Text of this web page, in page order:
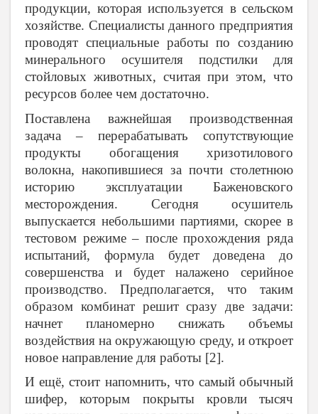
продукции, которая используется в сельском
хозяйстве. Специалисты данного предприятия
проводят специальные работы по созданию
минерального осушителя подстилки для
стойловых животных, считая при этом, что
ресурсов более чем достаточно.
Поставлена важнейшая производственная
задача – перерабатывать сопутствующие
продукты обогащения хризотилового
волокна, накопившиеся за почти столетнюю
историю эксплуатации Баженовского
месторождения. Сегодня осушитель
выпускается небольшими партиями, скорее в
тестовом режиме – после прохождения ряда
испытаний, формула будет доведена до
совершенства и будет налажено серийное
производство. Предполагается, что таким
образом комбинат решит сразу две задачи:
начнет планомерно снижать объемы
воздействия на окружающую среду, и откроет
новое направление для работы [2].
И ещё, стоит напомнить, что самый обычный
шифер, которым покрыты кровли тысяч